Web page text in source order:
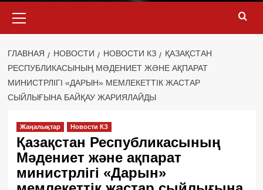
меню
ГЛАВНАЯ НОВОСТИ НОВОСТИ КЗ
ҚАЗАҚСТАН
РЕСПУБЛИКАСЫНЫҢ МӘДЕНИЕТ ЖӘНЕ АҚПАРАТ
МИНИСТРЛІГІ «ДАРЫН» МЕМЛЕКЕТТІК ЖАСТАР
СЫЙЛЫҒЫНА БАЙҚАУ ЖАРИЯЛАЙДЫ
Жаңалықтар Новости КЗ
Қазақстан Республикасының
Мәдениет және ақпарат
министрлігі «Дарын»